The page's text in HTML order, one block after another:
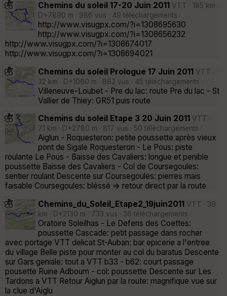
Chemins du soleil 17-20 Juin 2011 VTT · 185 km ·
D+7890 m · 986 vus · 49 téléchargements ·
http://www.visugpx.com/?i=1308695630
http://www.visugpx.com/?i=1308656232
http://www.visugpx.com/?i=1308674017
http://www.visugpx.com/?i=1308694021
Chemins du soleil Prologue 17 Juin 2011 VTT ·
32 km · D+1060 m · 882 vus · 45 téléchargements ·
Villeneuve-Loubet - Pre du lac: route Pre du lac - St
Vallier de Thiey: GR51 puis route
Chemins du soleil Etape 3 20 Juin 2011 VTT ·
71 km · D+2780 m · 817 vus · 50 téléchargements ·
Aiglun - Roquesteron: petite poussette après vieux
pont de Sigale Roquesteron - Le Pous: piste
roulante Le Pous - Baisse des Cavaliers: longue et penible
poussette Baisse des Cavaliers - Col de Coursegoules:
sentier roulant Descente sur Coursegoules: pierres mais
faisable Coursegoules: bléssé => retour direct par la route
Chemins_du_Soleil_Etape2_19juin2011 VTT · 39
km · D+2130 m · 733 vus · 36 téléchargements ·
Oratoire Soleilhas - Le Defens des Coettes:
poussette Cascade: petit passage dans rocher
avec portage VTT delicat St-Auban: bar epicerie a l'entree
du village Belle piste pour monter au col du baratus Descente
sur Gars geniale: tout a VTT b33 - b62: court passage
pousette Ruine Adboum - col: poussette Descente sur Les
Tardons a VTT Retour Aiglun par la route: magnifique vue sur
la clue d'Aiglu